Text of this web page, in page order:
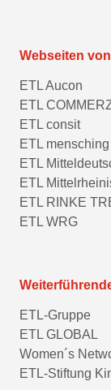
Webseiten
ETL Aucon
ETL
ETL consit
ETL
ETL
ETL
ETL RINKE
ETL WRG
ETL-Gruppe
ETL GLOBAL
Women´s
ETL-Stiftung